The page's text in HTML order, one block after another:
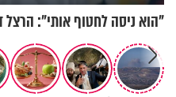
"הוא ניסה לחטוף אותי":